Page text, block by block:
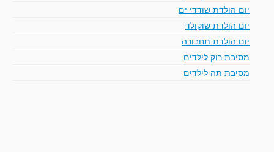
יום הולדת שודדי ים
יום הולדת שוקולד
יום הולדת תחבורה
מסיבת רוק לילדים
מסיבת תה לילדים